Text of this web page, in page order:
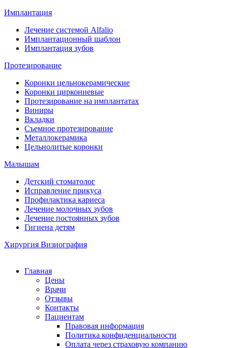
Имплантация
Лечение системой Alfalio
Имплантационный шаблон
Имплантация зубов
Протезирование
Коронки цельнокерамические
Коронки циркониевые
Протезирование на имплантатах
Виниры
Вкладки
Съемное протезирование
Металлокерамика
Цельнолитые коронки
Малышам
Детский стоматолог
Исправление прикуса
Профилактика кариеса
Лечение молочных зубов
Лечение постоянных зубов
Гигиена детям
Хирургия Визиография
Главная
Цены
Врачи
Отзывы
Контакты
Пациентам
Правовая информация
Политика конфиденциальности
Оплата через страховую компанию